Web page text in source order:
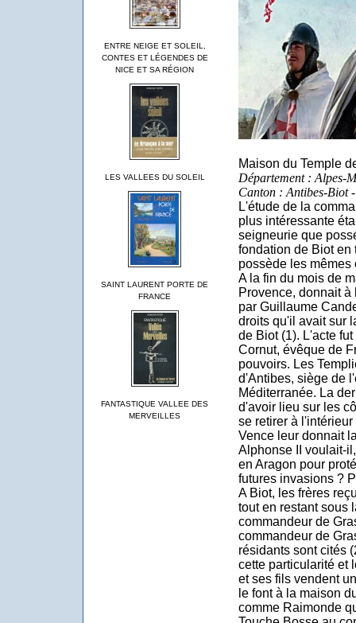
ENTRE NEIGE ET SOLEIL,
CONTES ET LÉGENDES DE
NICE ET SA RÉGION
LES VALLEES DU SOLEIL
SAINT LAURENT PORTE DE
FRANCE
FANTASTIQUE VALLEE DES
MERVEILLES
Maison du Temple
Département : Alpes-
Canton : Antibes-Biot
L'étude de la
plus intéressante
seigneurie que
fondation de Biot en
possède les mêmes
A la fin du mois de
Provence, donnait
par Guillaume
droits qu'il avait sur
de Biot (1). L'acte
Cornut, évêque de
pouvoirs. Les
d'Antibes, siège de
Méditerranée. La
d'avoir lieu sur les
se retirer à
Vence leur donnait
Alphonse II voulait-
en Aragon pour
futures invasions ?
A Biot, les frères
tout en restant sous
commandeur de
commandeur de
résidants sont cités
cette particularité et
et ses fils vendent
le font à la maison
comme Raimonde